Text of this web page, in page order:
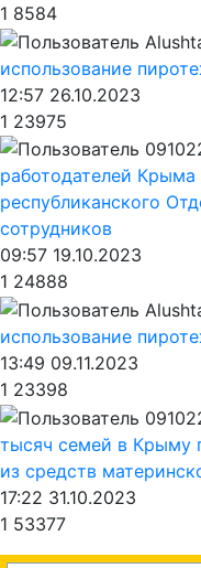
1 8584
использование
12:57 26.10.2023
1 23975
работодателей
республиканского
сотрудников
09:57 19.10.2023
1 24888
использование
13:49 09.11.2023
1 23398
тысяч семей в Крыму
из средств
17:22 31.10.2023
1 53377